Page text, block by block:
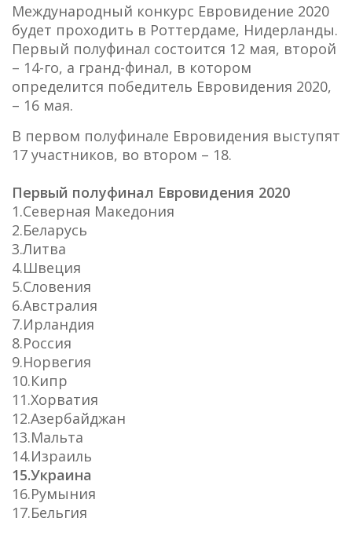
Международный конкурс Евровидение 2020
будет проходить в Роттердаме, Нидерланды.
Первый полуфинал состоится 12 мая, второй
– 14-го, а гранд-финал, в котором
определится победитель Евровидения 2020,
– 16 мая.
В первом полуфинале Евровидения выступят
17 участников, во втором – 18.
Первый полуфинал Евровидения 2020
1.Северная Македония
2.Беларусь
3.Литва
4.Швеция
5.Словения
6.Австралия
7.Ирландия
8.Россия
9.Норвегия
10.Кипр
11.Хорватия
12.Азербайджан
13.Мальта
14.Израиль
15.Украина
16.Румыния
17.Бельгия